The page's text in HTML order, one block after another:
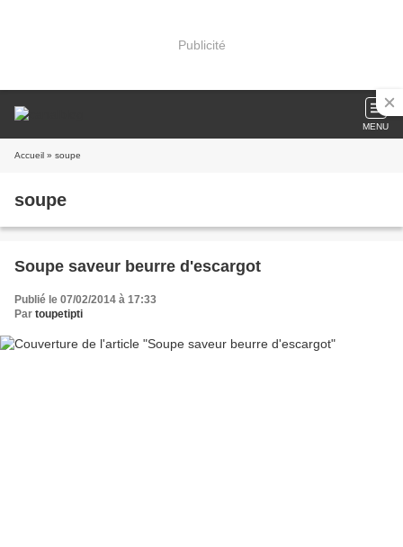
Publicité
MENU
Accueil » soupe
soupe
Soupe saveur beurre d'escargot
Publié le 07/02/2014 à 17:33
Par toupetipti